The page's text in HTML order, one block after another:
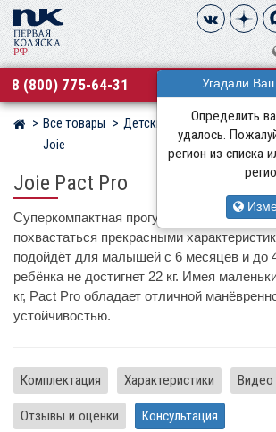
Угадали
Определить
удалось.
регион из списка
8 (800) 775-64-31
Магазин детских колясок
Все товары Детские коляски
Joie
Joie Pact Pro
Суперкомпактная прогулочная коляска
похвастаться прекрасными
подойдёт для малышей с 6 месяцев и до
ребёнка не достигнет 22 кг. Имея
кг, Pact Pro обладает отличной
устойчивостью.
Комплектация Характеристики Видео
Отзывы и оценки Консультация